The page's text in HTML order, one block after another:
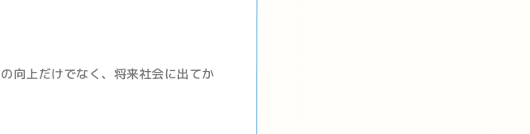
向上だけでなく、将来社会に出てか